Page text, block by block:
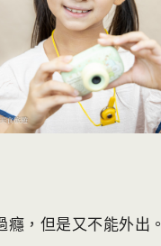
癮，但是又不能外出。